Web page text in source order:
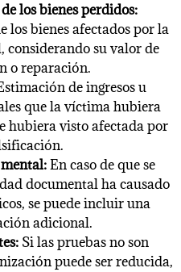
los bienes perdidos:
los bienes afectados por la
considerando su valor de
o reparación.
de ingresos u
que la víctima hubiera
hubiera visto afectada por
En caso de que se
documental ha causado
se puede incluir una
adicional.
Si las pruebas no son
puede ser reducida,